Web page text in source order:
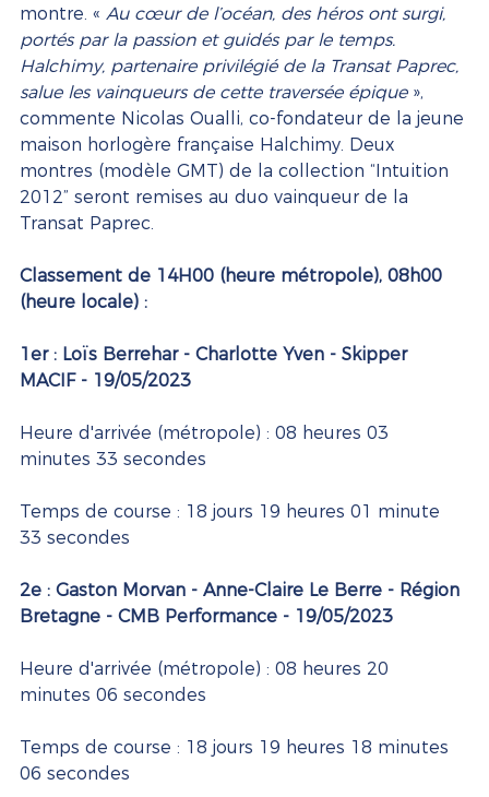
montre. « Au cœur de l’océan, des héros ont surgi,
portés par la passion et guidés par le temps.
Halchimy, partenaire privilégié de la Transat Paprec,
salue les vainqueurs de cette traversée épique »,
commente Nicolas Oualli, co-fondateur de la jeune
maison horlogère française Halchimy. Deux
montres (modèle GMT) de la collection “Intuition
2012” seront remises au duo vainqueur de la
Transat Paprec.
Classement de 14H00 (heure métropole), 08h00
(heure locale) :
1er : Loïs Berrehar - Charlotte Yven - Skipper
MACIF - 19/05/2023
Heure d'arrivée (métropole) : 08 heures 03
minutes 33 secondes
Temps de course : 18 jours 19 heures 01 minute
33 secondes
2e : Gaston Morvan - Anne-Claire Le Berre - Région
Bretagne - CMB Performance - 19/05/2023
Heure d'arrivée (métropole) : 08 heures 20
minutes 06 secondes
Temps de course : 18 jours 19 heures 18 minutes
06 secondes